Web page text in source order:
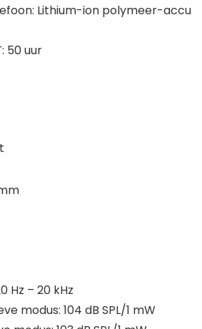
Lithium-ion polymeer-accu
50 uur
Hz – 20 kHz
modus: 104 dB SPL/1 mW